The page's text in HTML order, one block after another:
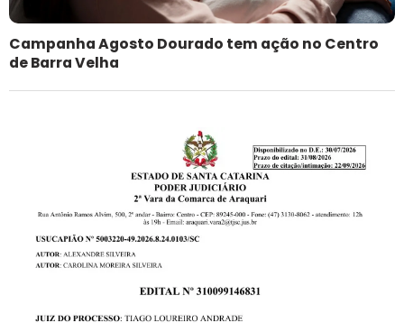
Campanha Agosto Dourado tem ação no Centro
de Barra Velha